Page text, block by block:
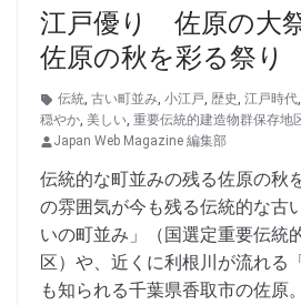
江戸優り 佐原の
佐原の秋を彩る祭り
伝統, 古い町並み, 小江戸, 歴史, 江戸時代,
穏やか, 美しい, 重要伝統的建造物群保存地
Japan Web Magazine 編集部
伝統的な町並みの残る佐原の秋
の雰囲気が今も残る伝統的な古
いの町並み」（国選定重要伝統
区）や、近くに利根川が流れる
も知られる千葉県香取市の佐原